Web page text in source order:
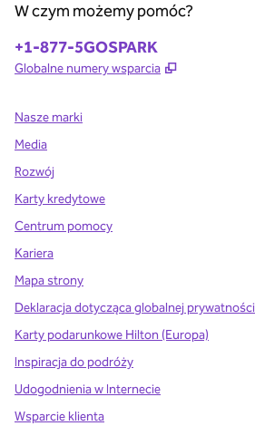
W czym możemy pomóc?
Telefon:
+1-877-5GOSPARK
Globalne numery wsparcia ,
Nasze marki
Media
Rozwój
Karty kredytowe
Centrum pomocy
Kariera
Mapa strony
Deklaracja dotycząca globalnej prywatności
Karty podarunkowe Hilton (Europa)
Inspiracja do podróży
Udogodnienia w Internecie
Wsparcie klienta